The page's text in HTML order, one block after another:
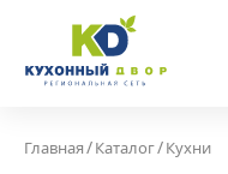
Главная/Каталог/Кухни